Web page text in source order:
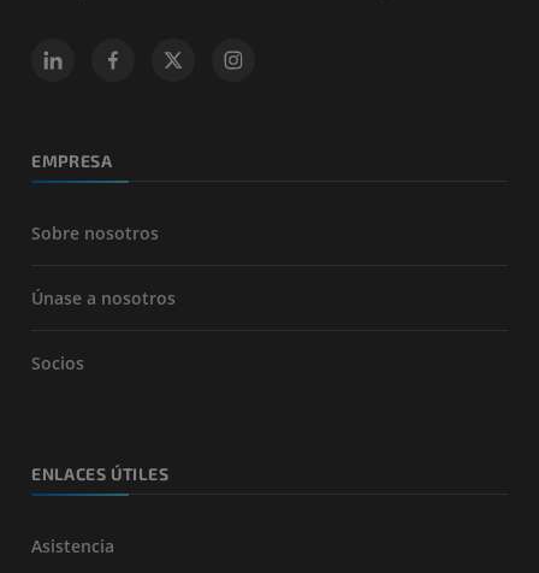
EMPRESA
Sobre nosotros
Únase a nosotros
Socios
ENLACES ÚTILES
Asistencia